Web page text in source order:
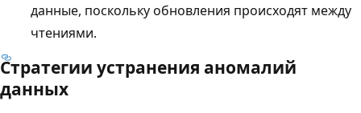
данные, поскольку обновления происходят между
чтениями.
Стратегии устранения аномалий
данных